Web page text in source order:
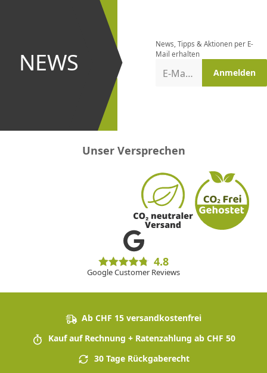
NEWS
und bei
Aktionen
News, Tipps & Aktionen per E-
Mail erhalten
E-Mail-Adresse Anmelden
Unser Versprechen
4.8
Google Customer Reviews
Ab CHF 15 versandkostenfrei
Kauf auf Rechnung + Ratenzahlung ab CHF 50
30 Tage Rückgaberecht